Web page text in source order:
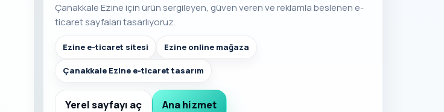
Çanakkale Ezine için ürün sergileyen, güven veren ve reklamla beslenen e-
ticaret sayfaları tasarlıyoruz.
Ezine e-ticaret sitesi Ezine online mağaza
Çanakkale Ezine e-ticaret tasarım
Yerel sayfayı aç Ana hizmet